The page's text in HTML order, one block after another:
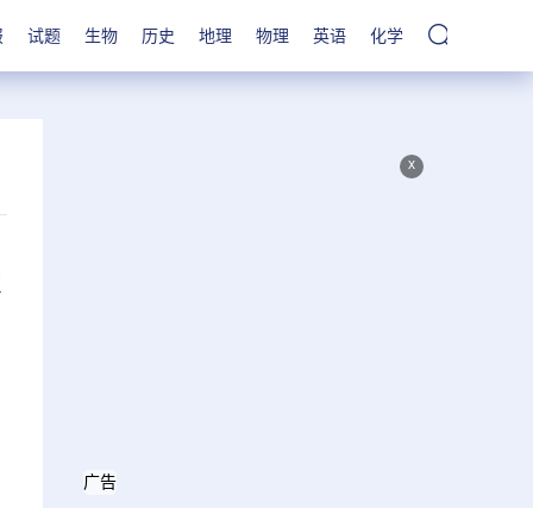
试题 生物 历史 地理 物理 英语 化学
x
广告